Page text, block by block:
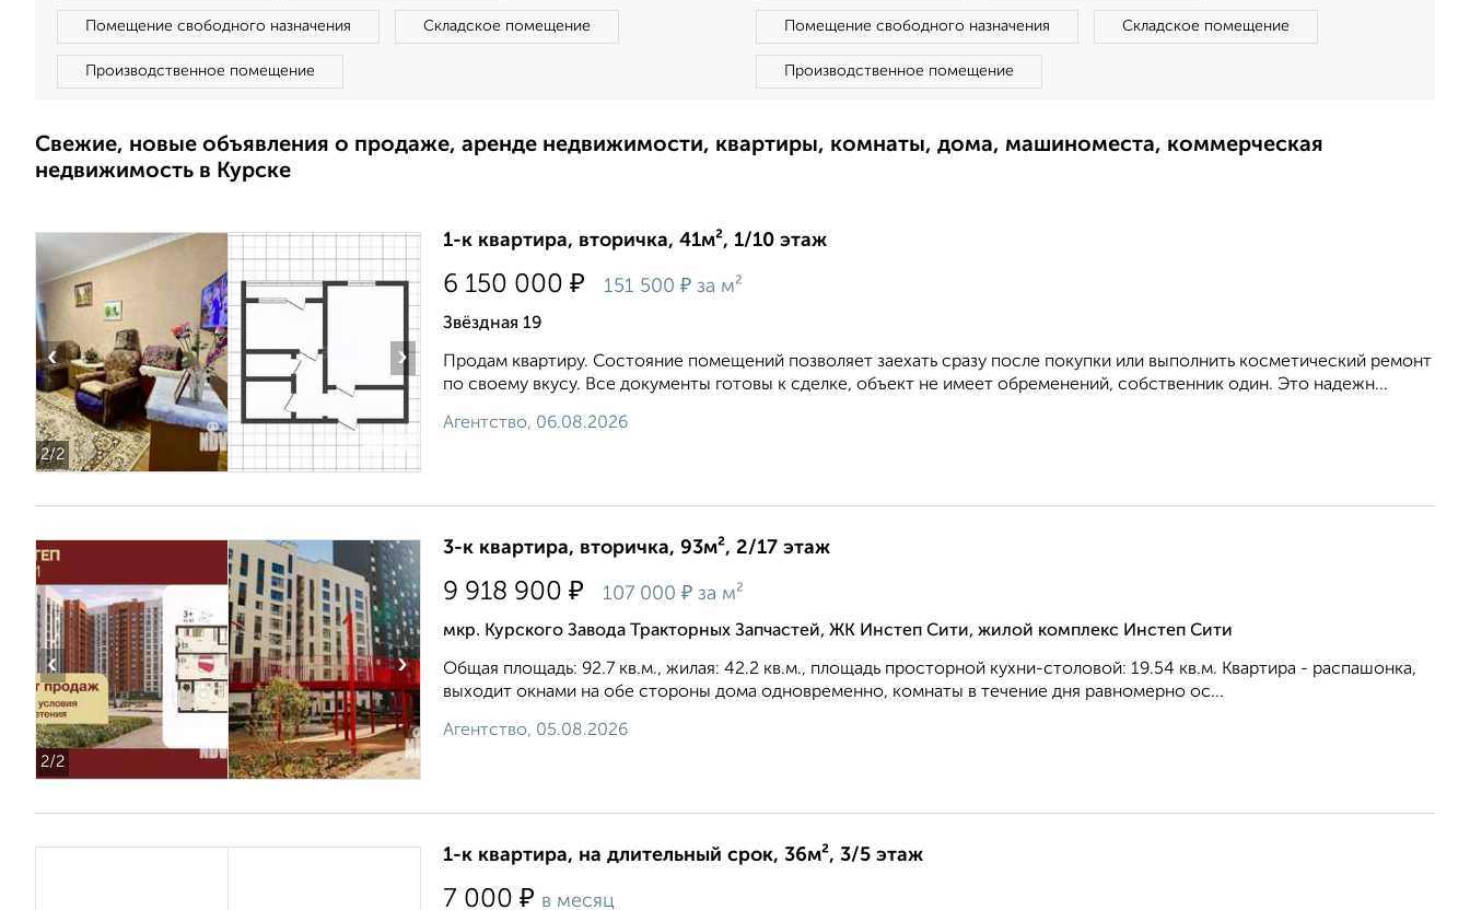
Помещение свободного назначения Складское помещение
Производственное помещение
Помещение свободного назначения Складское помещение
Производственное помещение
Свежие, новые объявления о продаже, аренде недвижимости, квартиры, комнаты, дома, машиноместа, коммерческая
недвижимость в Курске
2/2
‹ ›
1-к квартира, вторичка, 41м², 1/10 этаж
6 150 000 ₽ 151 500 ₽ за м²
Звёздная 19
Продам квартиру. Состояние помещений позволяет заехать сразу после покупки или выполнить косметический ремонт
по своему вкусу. Все документы готовы к сделке, объект не имеет обременений, собственник один. Это надежн...
Агентство, 06.08.2026
2/2
‹ ›
3-к квартира, вторичка, 93м², 2/17 этаж
9 918 900 ₽ 107 000 ₽ за м²
мкр. Курского Завода Тракторных Запчастей, ЖК Инстеп Сити, жилой комплекс Инстеп Сити
Общая площадь: 92.7 кв.м., жилая: 42.2 кв.м., площадь просторной кухни-столовой: 19.54 кв.м. Квартира - распашонка,
выxoдит oкнaми нa oбe cтopoны дoмa oднoвpeмeннo, комнаты в течение дня равномерно ос...
Агентство, 05.08.2026
1-к квартира, на длительный срок, 36м², 3/5 этаж
7 000 ₽ в месяц